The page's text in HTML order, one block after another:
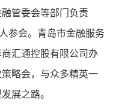
管委会等部门负责
参会。青岛市金融服务
汇通控股有限公司办
略会，与众多精英一
展之路。